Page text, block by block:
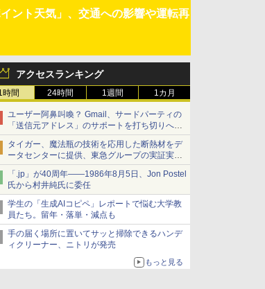
ント天気」、交通への影響や運転再
アクセスランキング
時間 24時間 1週間 1カ月
ユーザー阿鼻叫喚？ Gmail、サードパーティの
「送信元アドレス」のサポートを打ち切りへ
【やじうまWatch】
タイガー、魔法瓶の技術を応用した断熱材をデ
ータセンターに提供、東急グループの実証実験
で 「ステンレス密封真空断熱パネル TIVIP」
「.jp」が40周年――1986年8月5日、Jon Postel
氏から村井純氏に委任
学生の「生成AIコピペ」レポートで悩む大学教
員たち。留年・落単・減点も
手の届く場所に置いてサッと掃除できるハンデ
ィクリーナー、ニトリが発売
もっと見る